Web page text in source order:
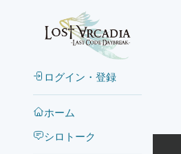
ログイン・登録
ホーム
シロトーク